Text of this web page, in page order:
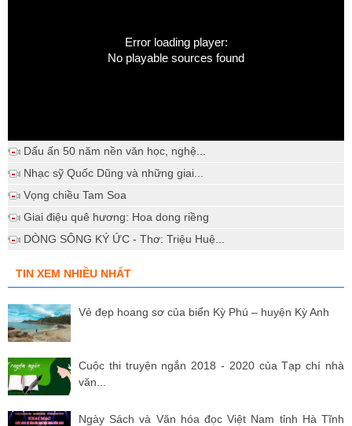
Error loading player:
No playable sources found
Dấu ấn 50 năm nền văn học, nghệ...
Nhạc sỹ Quốc Dũng và những giai...
Vọng chiều Tam Soa
Giai điệu quê hương: Hoa dong riềng
DÒNG SÔNG KÝ ỨC - Thơ: Triệu Huệ...
TIN XEM NHIỀU NHẤT
Vẻ đẹp hoang sơ của biển Kỳ Phú – huyện Kỳ Anh
Cuộc thi truyện ngắn 2018 - 2020 của Tạp chí nhà
văn...
Ngày Sách và Văn hóa đọc Việt Nam tỉnh Hà Tĩnh